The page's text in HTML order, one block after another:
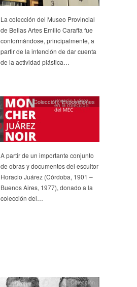
La colección del Museo Provincial
de Bellas Artes Emilio Caraffa fue
conformándose, principalmente, a
partir de la intención de dar cuenta
de la actividad plástica…
Colección,Exposiciones
A partir de un importante conjunto
de obras y documentos del escultor
Horacio Juárez (Córdoba, 1901 –
Buenos Aires, 1977), donado a la
colección del…
Colección